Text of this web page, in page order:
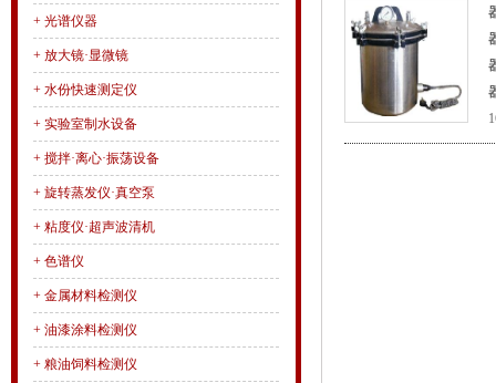
+ 光谱仪器
+ 放大镜·显微镜
+ 水份快速测定仪
+ 实验室制水设备
+ 搅拌·离心·振荡设备
+ 旋转蒸发仪·真空泵
+ 粘度仪·超声波清机
+ 色谱仪
+ 金属材料检测仪
+ 油漆涂料检测仪
+ 粮油饲料检测仪